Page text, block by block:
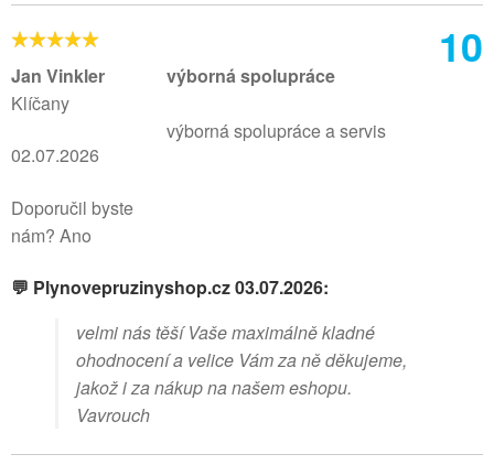
10
Jan Vinkler
Klíčany
02.07.2026
Doporučil byste
nám? Ano
výborná spolupráce
výborná spolupráce a servis
💬 Plynovepruzinyshop.cz 03.07.2026:
velmi nás těší Vaše maximálně kladné
ohodnocení a velice Vám za ně děkujeme,
jakož i za nákup na našem eshopu.
Vavrouch